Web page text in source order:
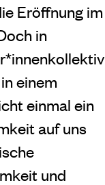
Eröffnung im
in
einem
einmal ein
auf uns
und